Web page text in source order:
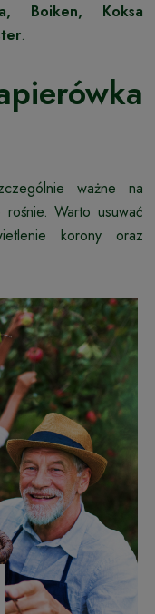
Boiken, Koksa
.
ważne na
Warto usuwać
korony oraz